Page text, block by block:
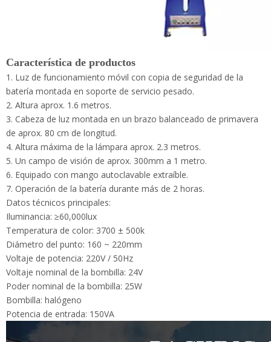
1. Luz de funcionamiento móvil con copia de seguridad de la
2. Altura aprox. 1.6 metros.
3. Cabeza de luz montada en un brazo balanceado de
primavera de aprox. 80 cm de longitud.
4. Altura máxima de la lámpara aprox. 2.3 metros.
5. Un campo de visión de aprox. 300mm a 1 metro.
6. Equipado con mango autoclavable extraíble.
7. Operación de la batería durante más de 2 horas.
Datos técnicos principales:
Iluminancia: ≥60,000lux
Temperatura de color: 3700 ± 500k
Diámetro del punto: 160 ~ 220mm
Voltaje de potencia: 220V / 50Hz
Voltaje nominal de la bombilla: 24V
Poder nominal de la bombilla: 25W
Bombilla: halógeno
Potencia de entrada: 150VA